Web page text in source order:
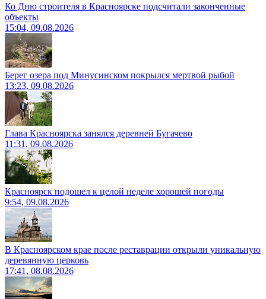
Ко Дню строителя в Красноярске подсчитали законченные
объекты
15:04, 09.08.2026
Берег озера под Минусинском покрылся мертвой рыбой
13:23, 09.08.2026
Глава Красноярска занялся деревней Бугачево
11:31, 09.08.2026
Красноярск подошел к целой неделе хорошей погоды
9:54, 09.08.2026
В Красноярском крае после реставрации открыли уникальную
деревянную церковь
17:41, 08.08.2026